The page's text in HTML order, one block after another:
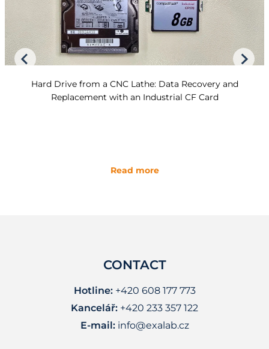
Hard Drive from a CNC Lathe: Data Recovery and
Replacement with an Industrial CF Card
Read more
CONTACT
Hotline:+420 608 177 773
Kancelář: +420 233 357 122
E-mail: info@exalab.cz